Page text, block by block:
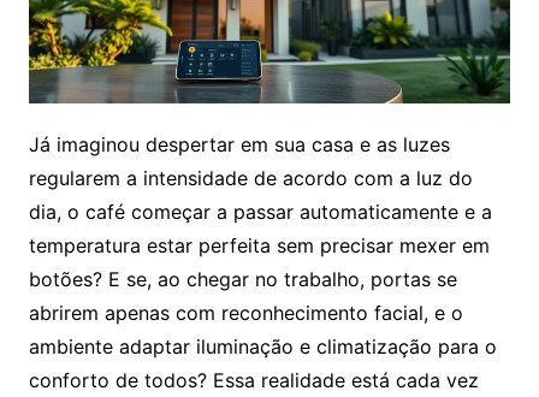
Já imaginou despertar em sua casa e as luzes
regularem a intensidade de acordo com a luz do
dia, o café começar a passar automaticamente e a
temperatura estar perfeita sem precisar mexer em
botões? E se, ao chegar no trabalho, portas se
abrirem apenas com reconhecimento facial, e o
ambiente adaptar iluminação e climatização para o
conforto de todos? Essa realidade está cada vez